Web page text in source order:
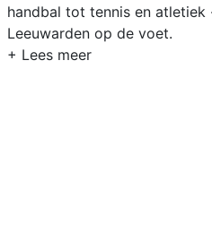
handbal tot tennis en
Leeuwarden op de voet.